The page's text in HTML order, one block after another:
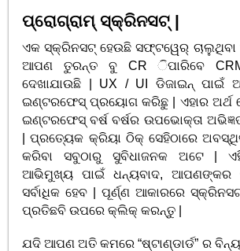
ପ୍ରୋଗ୍ରାମ୍ ସ୍କ୍ରିନସଟ୍ |
ଏକ ସ୍କ୍ରିନସଟ୍ ହେଉଛି ସଫ୍ଟୱେର୍
ଆପଣ ତୁରନ୍ତ ବୁ CR ିପାରିବେ
ଦେଖାଯାଉଛି | UX / UI ଡିଜାଇନ୍
ଇଣ୍ଟରଫେସ୍ ପ୍ରୟୋଗ କରିଛୁ | ଏହାର ଅର୍ଥ
ଇଣ୍ଟରଫେସ୍ ବର୍ଷ ବର୍ଷର ଉପଭୋକ୍ତା
| ପ୍ରତ୍ୟେକ କ୍ରିୟା ଠିକ୍ ସେହିଠାରେ
କରିବା ସବୁଠାରୁ ସୁବିଧାଜନକ ଅଟେ |
ଆଭିମୁଖ୍ୟ ପାଇଁ ଧନ୍ୟବାଦ, ଆପଣଙ୍କର
ସର୍ବାଧିକ ହେବ | ପୂର୍ଣ୍ଣ ଆକାରରେ
ପ୍ରତିଛବି ଉପରେ କ୍ଲିକ୍ କରନ୍ତୁ |
ଯଦି ଆପଣ ଅତି କମରେ “ଷ୍ଟାଣ୍ଡାର୍ଡ” ର